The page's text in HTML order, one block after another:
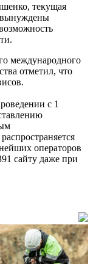
текущая
вынуждены
международного
отметил, что
с 1
операторов
сайту даже при